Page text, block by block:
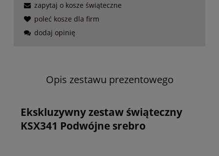
zapytaj o kosze świąteczne
poleć kosze dla firm
dodaj opinię
Opis zestawu prezentowego
Ekskluzywny zestaw świąteczny
KSX341 Podwójne srebro